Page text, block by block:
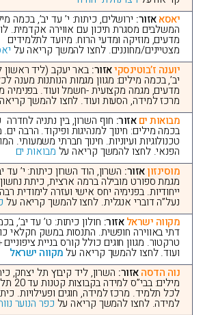
יאסאאזור: ירושלים, כיתות: י’ עד יב’, בכמה
המשלבים מסגרת תיכון עם אווירה אקדמית.
מדעים, מוזיקה ומדעי הרוח. מיועד לתלמידים
מצטיינים/מחוננים. לחצו להמשך קריאה על
יוענה ז’בוטינסקיאזור: באר יעקב (ליד ראשון
יב’, בכמה מילים: מגוון מגמות הנותנות מענה
מדעים, מגמה מקצועית -חשמל ועוד. בפנימיה
מרכז למידה, הסעות ועוד. לחצו להמשך
מבואות יםאזור: חוף השרון, בין נתניה לחדרה
בכמה מילים: חינוך למנהיגות ופיקוד. הרבה ים.
טכנולוגיות ועיוניות. חינוך חברתי משמעותי.
הפנאי. לחצו להמשך קריאה על מבואות ים
מוסינזוןאזור: השרון, הוד השרון כיתות: י’ עד
מגמת ספורט מובילה ברמה ארצית, כיתת
ייחודיות. בפנימיה יחס אישי ועזרה לימודית
נעל”ה דוברי אנגלית. לחצו להמשך קריאה על
מקווה ישראלאזור: חולון כיתות: ט’ עד יב’,
דתי באווירה חופשית. התנסות במשק חקלאי
טרקטור. מגוון חוגים כולל קורס בניית
ועוד. לחצו להמשך קריאה עלמקווה ישראל
נוה הדסהאזור: השרון, ליד קיבוץ תל יצחק,
מילים:
לכל תלמיד. מרכז למידה, חוגים ופעילויות.
למידה. לחצו להמשך קריאה על כפר הנוער